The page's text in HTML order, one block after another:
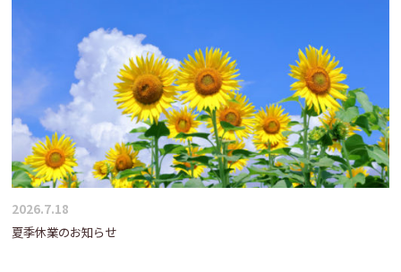
2026.7.18
夏季休業のお知らせ